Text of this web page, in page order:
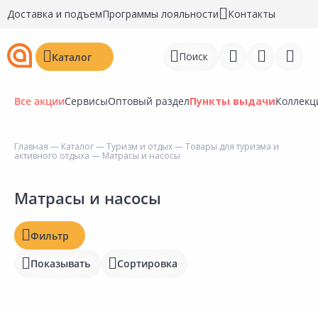
Доставка и подъемПрограммы лояльности Контакты
Каталог Поиск
Войти
Регистрация
Все акцииСервисыОптовый разделПункты выдачи
Главная — Каталог—Туризм и отдых—Товары для туризма и
активного отдыха — Матрасы и насосы
Матрасы и насосы
Цена, ₽
Наличие на складах
Статус
Фильтр
Показывать Сортировка